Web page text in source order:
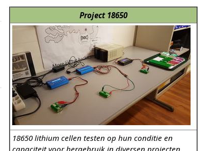
Project 18650
18650 lithium cellen testen op hun conditie en